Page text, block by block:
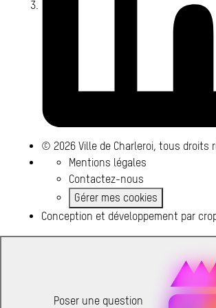
© 2026 Ville de Charleroi, tous droits
Mentions légales
Contactez-nous
Gérer mes cookies
Conception et développement par
Poser une question